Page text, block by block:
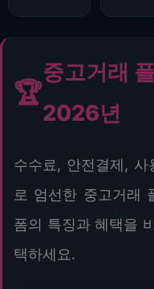
🏆
중고거래
2026년
수수료, 안전결제,
로 엄선한 중고거래
폼의 특징과 혜택을
택하세요.